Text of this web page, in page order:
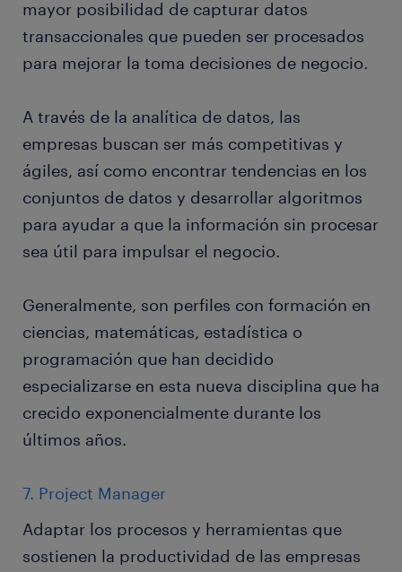
mayor posibilidad de capturar datos
transaccionales que pueden ser procesados
para mejorar la toma decisiones de negocio.
A través de la analítica de datos, las
empresas buscan ser más competitivas y
ágiles, así como encontrar tendencias en los
conjuntos de datos y desarrollar algoritmos
para ayudar a que la información sin procesar
sea útil para impulsar el negocio.
Generalmente, son perfiles con formación en
ciencias, matemáticas, estadística o
programación que han decidido
especializarse en esta nueva disciplina que ha
crecido exponencialmente durante los
últimos años.
7. Project Manager
Adaptar los procesos y herramientas que
sostienen la productividad de las empresas